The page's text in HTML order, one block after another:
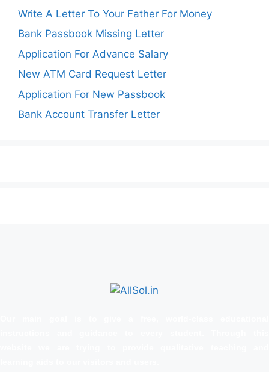
Write A Letter To Your Father For Money
Bank Passbook Missing Letter
Application For Advance Salary
New ATM Card Request Letter
Application For New Passbook
Bank Account Transfer Letter